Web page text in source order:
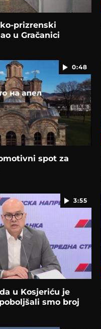
prizrenski
u Gračanici
0:48
spot za
3:55
u Kosjeriću je
smo broj